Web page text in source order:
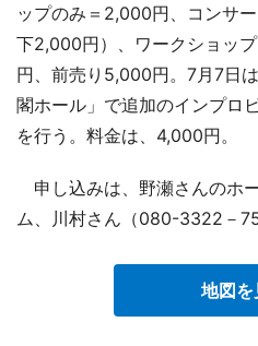
ップのみ＝2,000円、コンサ
下2,000円）、ワークショッ
円、前売り5,000円。7月7日
閣ホール」で追加のインプロ
を行う。料金は、4,000円。
申し込みは、野瀬さんのホ
ム、川村さん（080-3322－
地図を